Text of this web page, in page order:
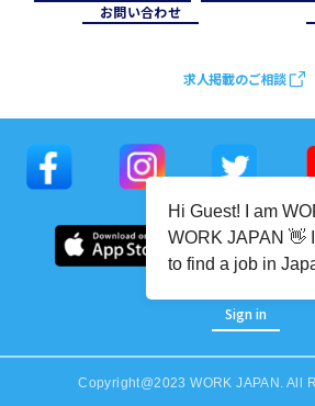
お問い合わせ
求人掲載のご相談
Sign in
Copyright@2023 WORK JAPAN. All
Hi Guest! I am
WORK JAPAN 👋
to find a job in